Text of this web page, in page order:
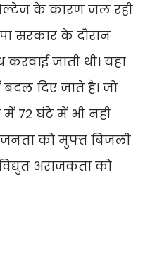
के कारण जल रही
सरकार के दौरान
जाती थी। यहा
बदल दिए जाते है। जो
72 घंटे में भी नहीं
जनता को मुफ्त बिजली
अराजकता को